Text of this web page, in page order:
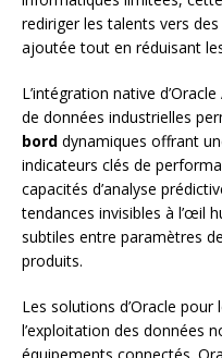
rediriger les talents vers
ajoutée tout en réduisant
L’intégration native
de données industrielles
bord dynamiques offrant
indicateurs clés de
capacités d’analyse
tendances invisibles à l’œil
subtiles entre paramètres
produits.
Les solutions d’Oracle pour
l’exploitation des données